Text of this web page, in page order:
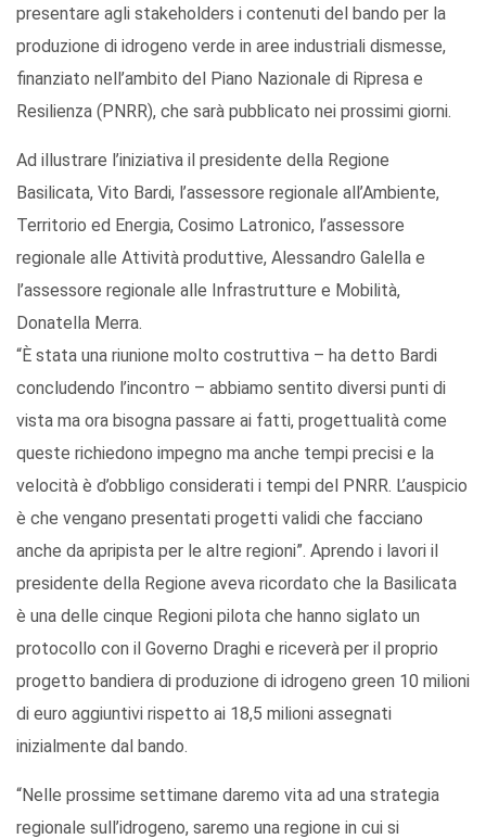
presentare agli stakeholders i contenuti del bando per la
produzione di idrogeno verde in aree industriali dismesse,
finanziato nell’ambito del Piano Nazionale di Ripresa e
Resilienza (PNRR), che sarà pubblicato nei prossimi giorni.
Ad illustrare l’iniziativa il presidente della Regione
Basilicata, Vito Bardi, l’assessore regionale all’Ambiente,
Territorio ed Energia, Cosimo Latronico, l’assessore
regionale alle Attività produttive, Alessandro Galella e
l’assessore regionale alle Infrastrutture e Mobilità,
Donatella Merra.
“È stata una riunione molto costruttiva – ha detto Bardi
concludendo l’incontro – abbiamo sentito diversi punti di
vista ma ora bisogna passare ai fatti, progettualità come
queste richiedono impegno ma anche tempi precisi e la
velocità è d’obbligo considerati i tempi del PNRR. L’auspicio
è che vengano presentati progetti validi che facciano
anche da apripista per le altre regioni”. Aprendo i lavori il
presidente della Regione aveva ricordato che la Basilicata
è una delle cinque Regioni pilota che hanno siglato un
protocollo con il Governo Draghi e riceverà per il proprio
progetto bandiera di produzione di idrogeno green 10 milioni
di euro aggiuntivi rispetto ai 18,5 milioni assegnati
inizialmente dal bando.
“Nelle prossime settimane daremo vita ad una strategia
regionale sull’idrogeno, saremo una regione in cui si